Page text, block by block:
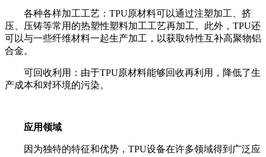
各种各样加工工艺：TPU原材料可以通过注塑加工、挤
压、压铸等常用的热塑性塑料加工工艺再加工。此外，TPU还
可以与一些纤维材料一起生产加工，以获取特性互补高聚物铝
合金。
可回收利用：由于TPU原材料能够回收再利用，降低了生
产成本和对环境的污染。
应用领域
因为独特的特征和优势，TPU设备在许多领域得到广泛应